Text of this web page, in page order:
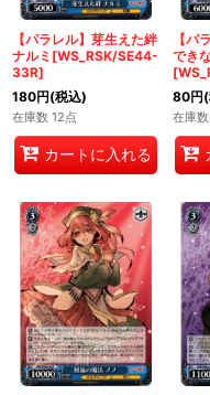
【パラレル】芽生えた絆
ナルミ[WS_RSK/SE44-
33R]
180円(税込)
在庫数 12点
カートに入れる
【パ
でき
80円
在庫